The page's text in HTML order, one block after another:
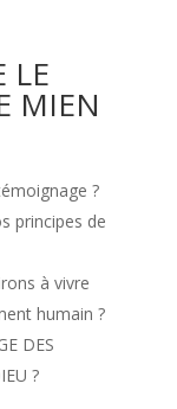
LE
MIEN
?
principes de
à vivre
humain ?
DES
?